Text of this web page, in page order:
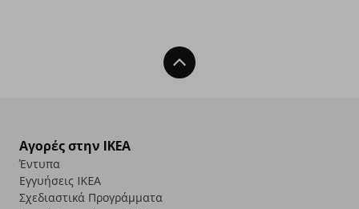
Back To Top
Αγορές στην IKEA
Έντυπα
Εγγυήσεις IKEA
Σχεδιαστικά Προγράμματα